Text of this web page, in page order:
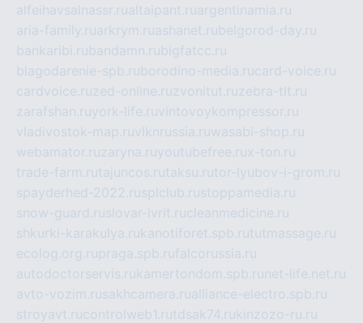
alfeihavsalnassr.rualtaipant.ruargentinamia.ru
aria-family.ruarkrym.ruashanet.rubelgorod-day.ru
bankaribi.rubandamn.rubigfatcc.ru
blagodarenie-spb.ruborodino-media.rucard-voice.ru
cardvoice.ruzed-online.ruzvonitut.ruzebra-tlt.ru
zarafshan.ruyork-life.ruvintovoykompressor.ru
vladivostok-map.ruvlknrussia.ruwasabi-shop.ru
webamator.ruzaryna.ruyoutubefree.rux-ton.ru
trade-farm.rutajuncos.rutaksu.rutor-lyubov-i-grom.ru
spayderhed-2022.rusplclub.rustoppamedia.ru
snow-guard.ruslovar-ivrit.rucleanmedicine.ru
shkurki-karakulya.rukanotiforet.spb.rututmassage.ru
ecolog.org.rupraga.spb.rufalcorussia.ru
autodoctorservis.rukamertondom.spb.ru net-life.net.ru
avto-vozim.rusakhcamera.rualliance-electro.spb.ru
stroyavt.rucontrolweb1.rutdsak74.rukinzozo-ru.ru